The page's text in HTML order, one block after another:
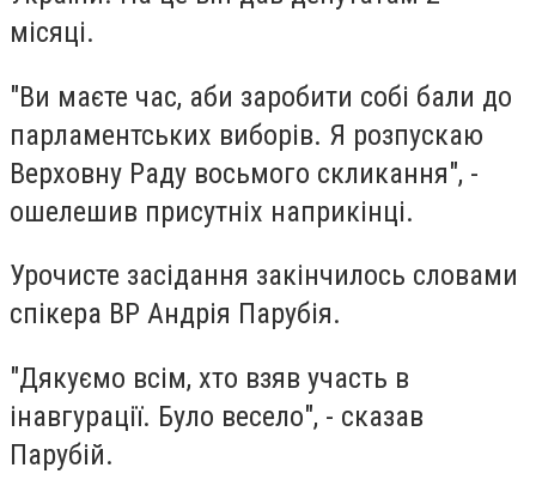
місяці.
"Ви маєте час, аби заробити собі бали до
парламентських виборів. Я розпускаю
Верховну Раду восьмого скликання", -
ошелешив присутніх наприкінці.
Урочисте засідання закінчилось словами
спікера ВР Андрія Парубія.
"Дякуємо всім, хто взяв участь в
інавгурації. Було весело", - сказав
Парубій.